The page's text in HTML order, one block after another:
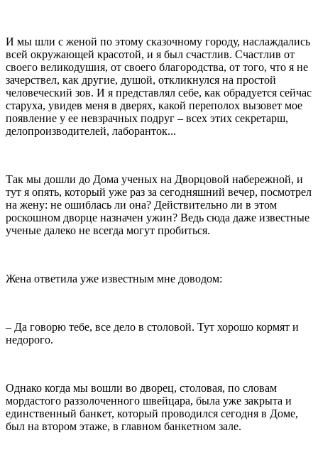
И мы шли с женой по этому сказочному городу, наслаждались
всей окружающей красотой, и я был счастлив. Счастлив от
своего великодушия, от своего благородства, от того, что я не
зачерствел, как другие, душой, откликнулся на простой
человеческий зов. И я представлял себе, как обрадуется сейчас
старуха, увидев меня в дверях, какой переполох вызовет мое
появление у ее невзрачных подруг – всех этих секретарш,
делопроизводителей, лаборанток...
Так мы дошли до Дома ученых на Дворцовой набережной, и
тут я опять, который уже раз за сегодняшний вечер, посмотрел
на жену: не ошиблась ли она? Действительно ли в этом
роскошном дворце назначен ужин? Ведь сюда даже известные
ученые далеко не всегда могут пробиться.
Жена ответила уже известным мне доводом:
– Да говорю тебе, все дело в столовой. Тут хорошо кормят и
недорого.
Однако когда мы вошли во дворец, столовая, по словам
мордастого раззолоченного швейцара, была уже закрыта и
единственный банкет, который проводился сегодня в Доме,
был на втором этаже, в главном банкетном зале.